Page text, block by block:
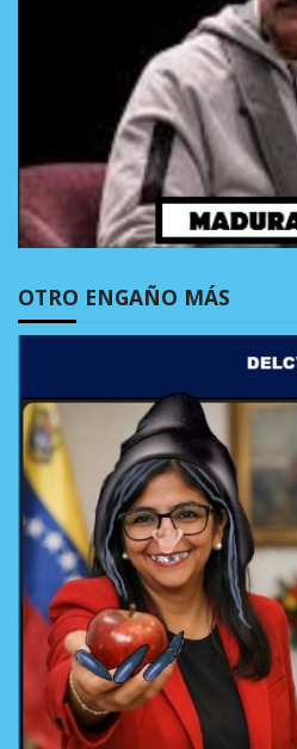
OTRO ENGAÑO MÁS